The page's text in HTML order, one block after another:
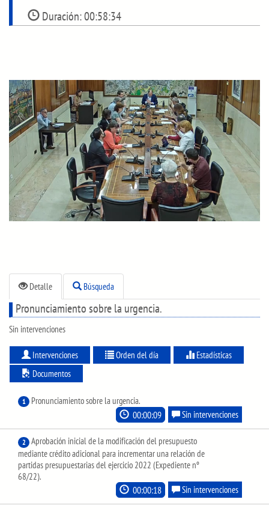
Duración:00:58:34
Detalle Búsqueda
Pronunciamiento sobre la urgencia.
Sin intervenciones
Intervenciones Orden del día
Estadísticas
Documentos
1 Pronunciamiento sobre la urgencia.
00:00:09 Sin intervenciones
2
Aprobación inicial de la modificación del presupuesto
mediante crédito adicional para incrementar una relación de
partidas presupuestarias del ejercicio 2022 (Expediente nº
68/22).
00:00:18 Sin intervenciones